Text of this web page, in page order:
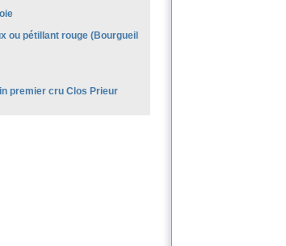
ou pétillant rouge (Bourgueil
premier cru Clos Prieur